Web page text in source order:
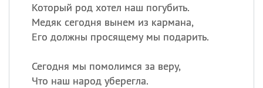
Который род хотел наш погубить.
Медяк сегодня вынем из кармана,
Его должны просящему мы подарить.
Сегодня мы помолимся за веру,
Что наш народ уберегла.